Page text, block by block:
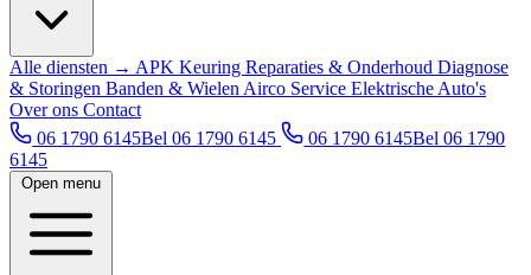
Alle diensten → APK Keuring Reparaties & Onderhoud Diagnose
& Storingen Banden & Wielen Airco Service Elektrische Auto's
Over ons Contact
06 1790 6145Bel 06 1790 6145 06 1790 6145Bel 06 1790
6145
Open menu